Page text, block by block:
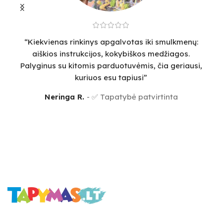
“Kiekvienas rinkinys apgalvotas iki smulkmenų:
aiškios instrukcijos, kokybiškos medžiagos.
Palyginus su kitomis parduotuvėmis, čia geriausi,
kuriuos esu tapiusi”
Neringa R. ✅ Tapatybė patvirtinta